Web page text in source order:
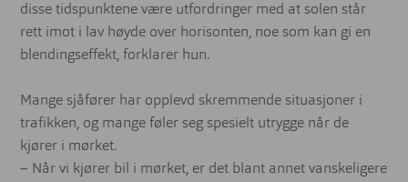
disse tidspunktene være utfordringer med at solen står
rett imot i lav høyde over horisonten, noe som kan gi en
blendingseffekt, forklarer hun.
Mange sjåfører har opplevd skremmende situasjoner i
trafikken, og mange føler seg spesielt utrygge når de
kjører i mørket.
– Når vi kjører bil i mørket, er det blant annet vanskeligere